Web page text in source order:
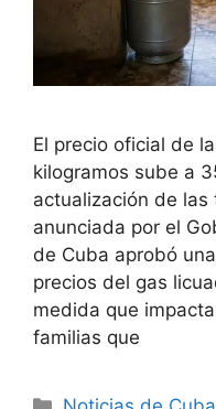
El precio oficial de
kilogramos sube a
actualización de
anunciada por el
de Cuba aprobó
precios del gas
medida que
familias que
Categories